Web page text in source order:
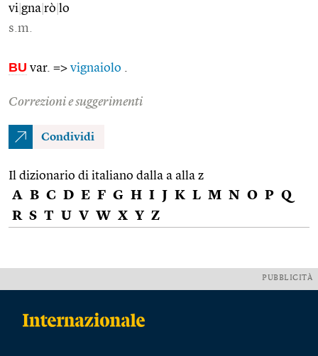
vi gna rò lo
s.m.
BU var. => vignaiolo
Correzioni e suggerimenti
Condividi
Il dizionario di italiano dalla a alla z
A B C D E F G H I J K L M N O P Q
R S T U V W X Y Z
PUBBLICITÀ